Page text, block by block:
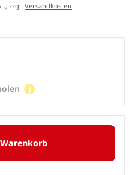
zzgl. Versandkosten